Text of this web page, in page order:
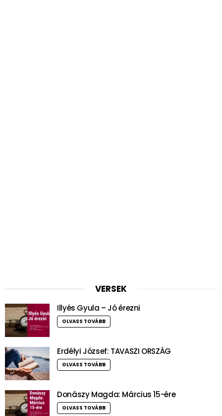
VERSEK
Illyés Gyula – Jó érezni
OLVASS TOVÁBB
Erdélyi József: TAVASZI ORSZÁG
OLVASS TOVÁBB
Donászy Magda: Március 15-ére
OLVASS TOVÁBB